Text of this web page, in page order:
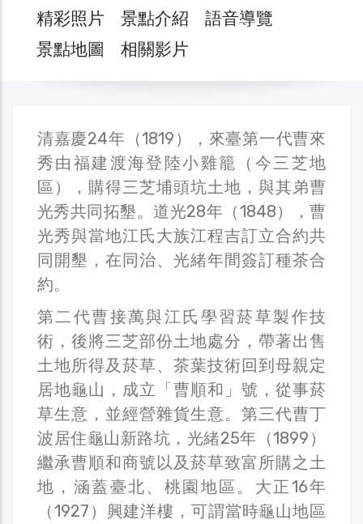
精彩照片 景點介紹
語音導覽
景點地圖
相關影片
清嘉慶24年（1819），來臺第一代曹來
秀由福建渡海登陸小雞籠（今三芝地
區），購得三芝埔頭坑土地，與其弟曹
光秀共同拓墾。道光28年（1848），曹
光秀與當地江氏大族江程吉訂立合約共
同開墾，在同治、光緒年間簽訂種茶合
約。
第二代曹接萬與江氏學習菸草製作技
術，後將三芝部份土地處分，帶著出售
土地所得及菸草、茶葉技術回到母親定
居地龜山，成立「曹順和」號，從事菸
草生意，並經營雜貨生意。第三代曹丁
波居住龜山新路坑，光緒25年（1899）
繼承曹順和商號以及菸草致富所購之土
地，涵蓋臺北、桃園地區。大正16年
（1927）興建洋樓，可謂當時龜山地區